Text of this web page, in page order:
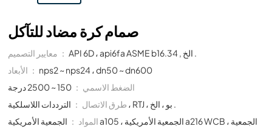
صمام كرة مضاد للتآكل
معايير التصميم ：
API 6D ، api6fa ASME b16.34 , الخ .
الأبعاد ： nps2 ~ nps24 ، dn50 ~ dn600
الضغط الاسمي ： 150 ~ 2500 درجة
طرق الاتصال ：
الترددات اللاسلكية ، RTJ ، بو ، الخ .
المواد ： الجمعية الأمريكية a105 ، الجمعية الأمريكية a216 WCB ، الجمعية